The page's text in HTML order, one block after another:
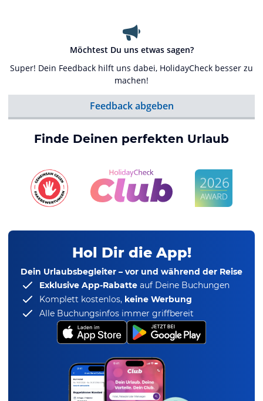
Möchtest Du uns etwas sagen?
Super! Dein Feedback hilft uns dabei, HolidayCheck besser zu
machen!
Feedback abgeben
Finde Deinen perfekten Urlaub
Hol Dir die App!
Dein Urlaubsbegleiter – vor und während der Reise
Exklusive App-Rabatte auf Deine Buchungen
Komplett kostenlos, keine Werbung
Alle Buchungsinfos immer griffbereit